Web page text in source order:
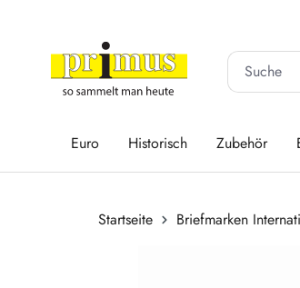
Euro Historisch Zubehör
Startseite Briefmarken